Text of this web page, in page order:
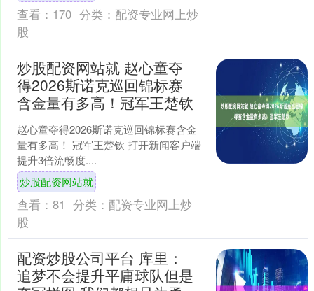
查看： 170 分类： 配资专业网上炒
股
炒股配资网站就 赵心童夺
得2026斯诺克巡回锦标赛
含金量有多高！冠军王楚钦
赵心童夺得2026斯诺克巡回锦标赛含金
量有多高！ 冠军王楚钦 打开新闻客户端
提升3倍流畅度....
炒股配资网站就
查看： 81 分类： 配资专业网上炒
股
配资炒股公司平台 库里：
追梦不会提升平庸球队但是